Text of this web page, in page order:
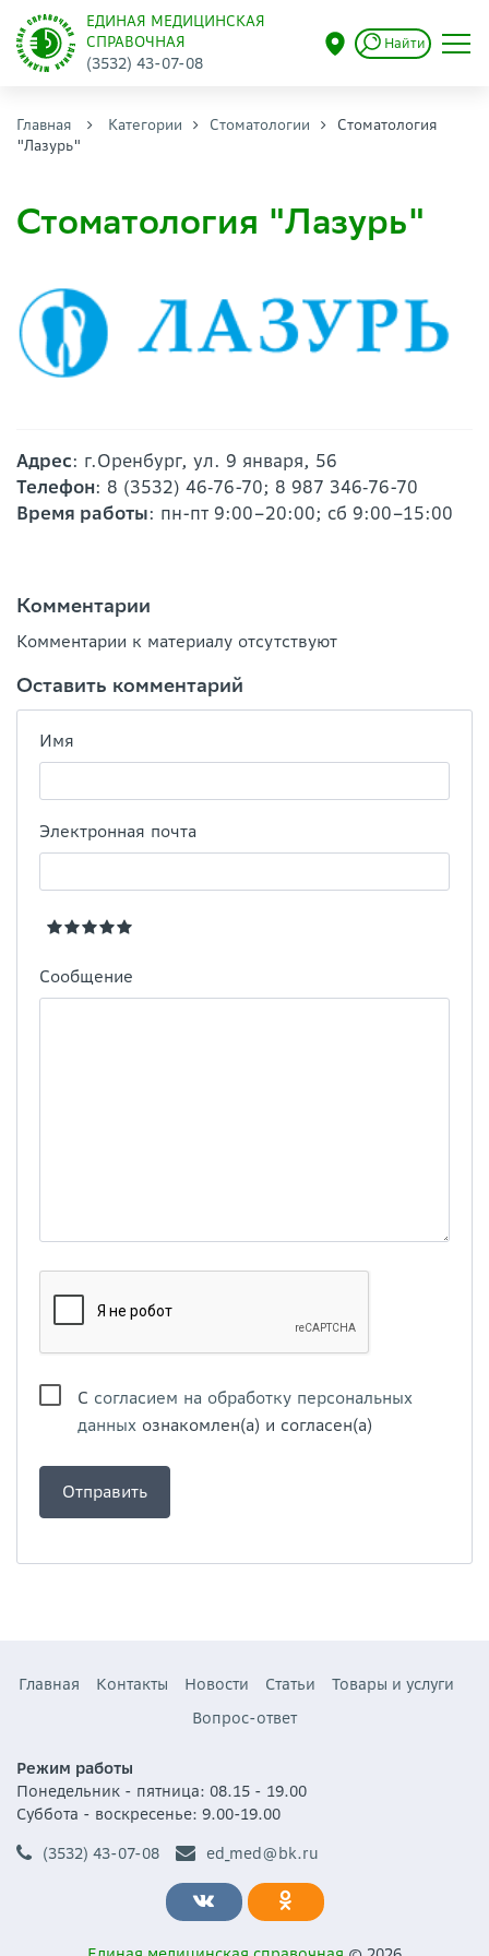
ЕДИНАЯ МЕДИЦИНСКАЯ
СПРАВОЧНАЯ
(3532) 43-07-08
Найти
Главная Категории Стоматологии
Стоматология
"Лазурь"
Стоматология "Лазурь"
Адрес: г.Оренбург, ул. 9 января, 56
Телефон: 8 (3532) 46‑76-70; 8 987 346‑76-70
Время работы: пн-пт 9:00–20:00; сб 9:00–15:00
Комментарии
Комментарии к материалу отсутствуют
Оставить комментарий
Имя
Электронная почта
Сообщение
С согласием на обработку персональных
данных ознакомлен(а) и согласен(а)
Главная Контакты Новости Статьи
Товары и услуги
Вопрос-ответ
Режим работы
Понедельник - пятница: 08.15 - 19.00
Суббота - воскресенье: 9.00-19.00
(3532) 43-07-08
ed_med@bk.ru